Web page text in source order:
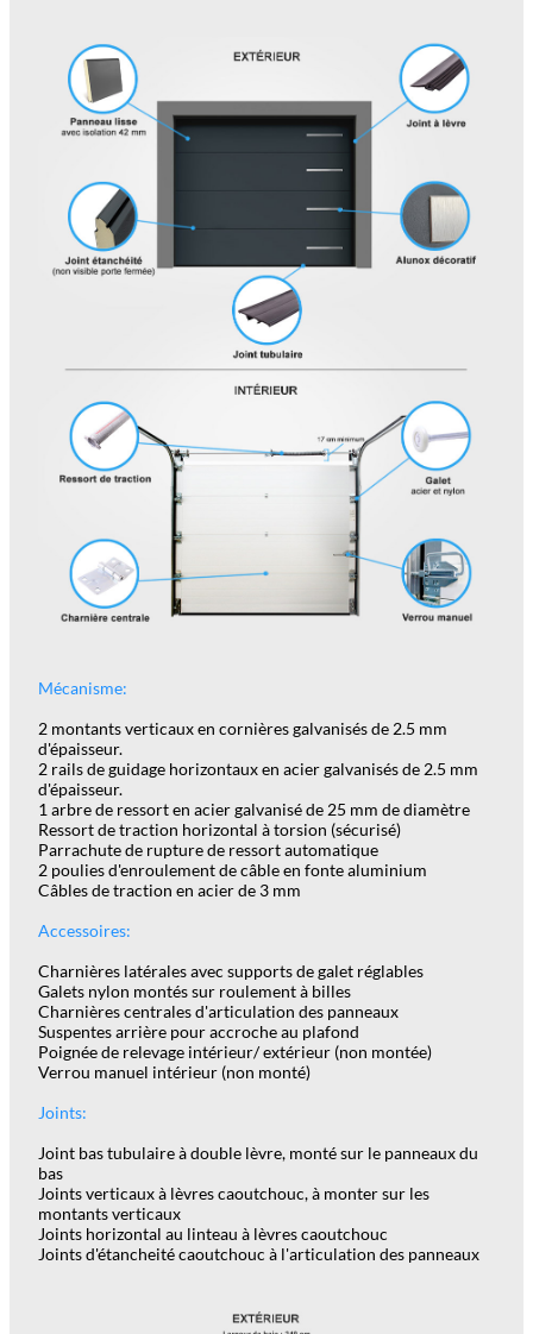
Mécanisme:
2 montants verticaux en cornières galvanisés de 2.5 mm
d'épaisseur.
2 rails de guidage horizontaux en acier galvanisés de 2.5 mm
d'épaisseur.
1 arbre de ressort en acier galvanisé de 25 mm de diamètre
Ressort de traction horizontal à torsion (sécurisé)
Parrachute de rupture de ressort automatique
2 poulies d'enroulement de câble en fonte aluminium
Câbles de traction en acier de 3 mm
Accessoires:
Charnières latérales avec supports de galet réglables
Galets nylon montés sur roulement à billes
Charnières centrales d'articulation des panneaux
Suspentes arrière pour accroche au plafond
Poignée de relevage intérieur/ extérieur (non montée)
Verrou manuel intérieur (non monté)
Joints:
Joint bas tubulaire à double lèvre, monté sur le panneaux du
bas
Joints verticaux à lèvres caoutchouc, à monter sur les
montants verticaux
Joints horizontal au linteau à lèvres caoutchouc
Joints d'étancheité caoutchouc à l'articulation des panneaux